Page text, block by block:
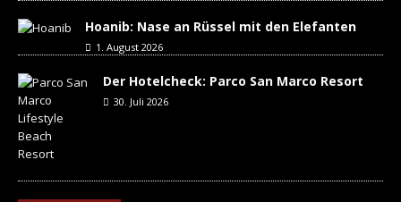
Hoanib: Nase an Rüssel mit den Elefanten
1. August 2026
Der Hotelcheck: Parco San Marco Resort
30. Juli 2026